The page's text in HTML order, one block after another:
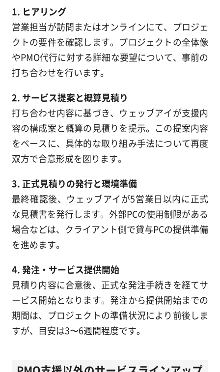
1. ヒアリング
営業担当が訪問またはオンラインにて、プロジェ
クトの要件を確認します。プロジェクトの全体像
やPMO代行に対する詳細な要望について、事前の
打ち合わせを行います。
2. サービス提案と概算見積り
打ち合わせ内容に基づき、ウェッブアイが支援内
容の構成案と概算の見積りを提示。この提案内容
をベースに、具体的な取り組み手法について再度
双方で合意形成を図ります。
3. 正式見積りの発行と環境準備
最終確認後、ウェッブアイが5営業日以内に正式
な見積書を発行します。外部PCの使用制限がある
場合などは、クライアント側で貸与PCの提供準備
を進めます。
4. 発注・サービス提供開始
見積り内容に合意後、正式な発注手続きを経てサ
ービス開始となります。発注から提供開始までの
期間は、プロジェクトの準備状況により前後しま
すが、目安は3〜6週間程度です。